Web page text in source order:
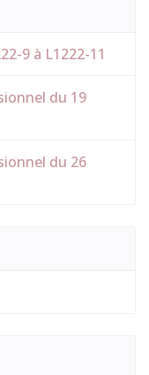
9 à L1222-11
du 19
du 26